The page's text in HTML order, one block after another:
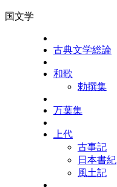
国文学
古典文学総論
和歌
勅撰集
万葉集
上代
古事記
日本書紀
風土記